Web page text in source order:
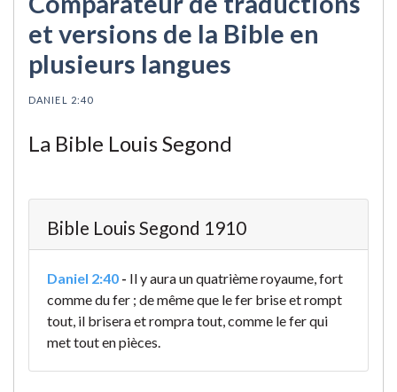
et versions de la Bible en
plusieurs langues
DANIEL 2:40
La Bible Louis Segond
Bible Louis Segond 1910
Daniel 2:40 - Il y aura un quatrième royaume, fort
comme du fer ; de même que le fer brise et rompt
tout, il brisera et rompra tout, comme le fer qui
met tout en pièces.